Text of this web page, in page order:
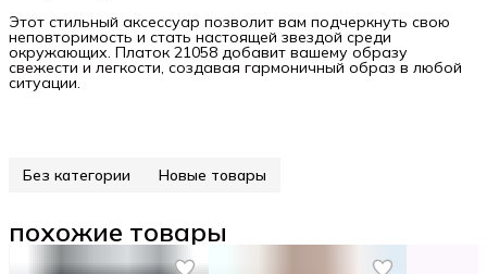
Этот стильный аксессуар позволит вам подчеркнуть свою
неповторимость и стать настоящей звездой среди
окружающих. Платок 21058 добавит вашему образу
свежести и легкости, создавая гармоничный образ в любой
ситуации.
Без категории Новые товары
похожие товары